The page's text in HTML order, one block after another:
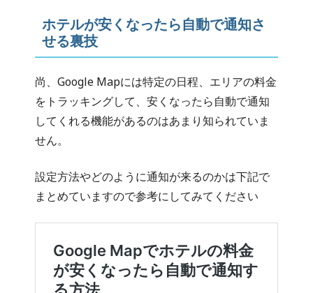
ホテルが安くなったら自動で通知さ
せる裏技
尚、Google Mapには特定の日程、エリアの料金
をトラッキングして、安くなったら自動で通知
してくれる機能があるのはあまり知られていま
せん。
設定方法やどのように通知が来るのかは下記で
まとめていますので参考にしてみてください